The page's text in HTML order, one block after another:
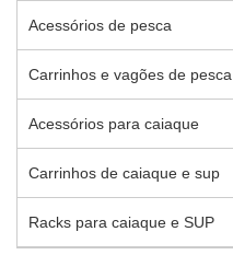
Acessórios de pesca
Carrinhos e vagões de pesca
Acessórios para caiaque
Carrinhos de caiaque e sup
Racks para caiaque e SUP